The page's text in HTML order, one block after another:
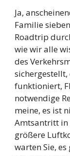
Ja,
Familie
Roadtrip
wie wir alle
des
sichergestellt,
funktioniert,
notwendige
meine, es ist
Amtsantritt in
größere
warten Sie,